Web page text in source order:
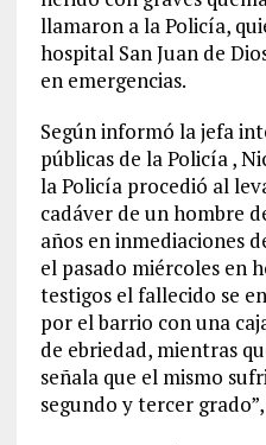
llamaron a la Policía,
hospital San Juan de
en emergencias.
Según informó la jefa
públicas de la Policía ,
la Policía procedió al
cadáver de un hombre
años en inmediaciones
el pasado miércoles en
testigos el fallecido se
por el barrio con una
de ebriedad, mientras
señala que el mismo
segundo y tercer